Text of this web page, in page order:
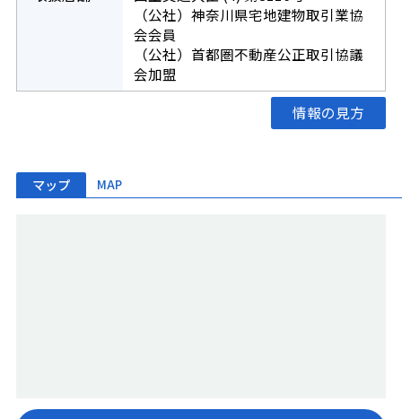
（公社）神奈川県宅地建物取引業協
会会員
（公社）首都圏不動産公正取引協議
会加盟
情報の見方
マップ MAP